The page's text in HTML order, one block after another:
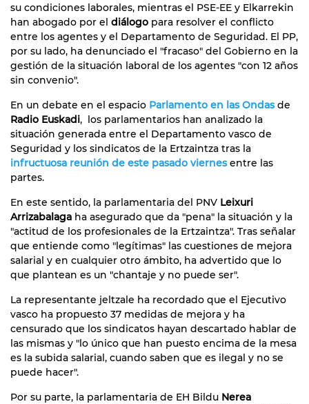
su condiciones laborales, mientras el PSE-EE y Elkarrekin
han abogado por el diálogo para resolver el conflicto
entre los agentes y el Departamento de Seguridad. El PP,
por su lado, ha denunciado el "fracaso" del Gobierno en la
gestión de la situación laboral de los agentes "con 12 años
sin convenio".
En un debate en el espacio Parlamento en las Ondasde
Radio Euskadi, los parlamentarios han analizado la
situación generada entre el Departamento vasco de
Seguridad y los sindicatos de la Ertzaintza tras la
infructuosa reunión de este pasado viernesentre las
partes.
En este sentido, la parlamentaria del PNV Leixuri
Arrizabalaga ha asegurado que da "pena" la situación y la
"actitud de los profesionales de la Ertzaintza". Tras señalar
que entiende como "legítimas" las cuestiones de mejora
salarial y en cualquier otro ámbito, ha advertido que lo
que plantean es un "chantaje y no puede ser".
La representante jeltzale ha recordado que el Ejecutivo
vasco ha propuesto 37 medidas de mejora y ha
censurado que los sindicatos hayan descartado hablar de
las mismas y "lo único que han puesto encima de la mesa
es la subida salarial, cuando saben que es ilegal y no se
puede hacer".
Por su parte, la parlamentaria de EH Bildu Nerea